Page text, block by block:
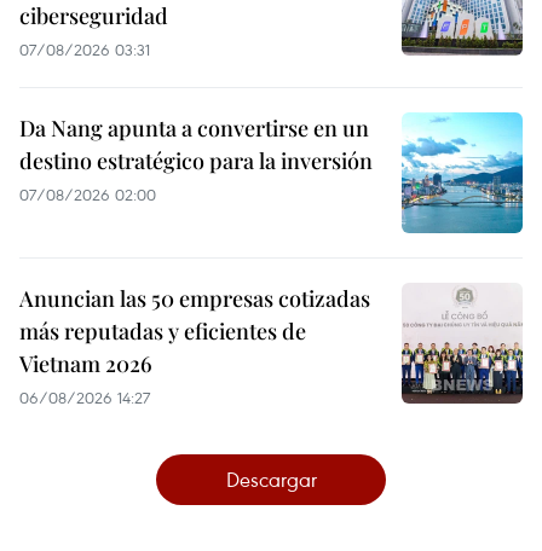
ciberseguridad
07/08/2026 03:31
Da Nang apunta a convertirse en un
destino estratégico para la inversión
07/08/2026 02:00
Anuncian las 50 empresas cotizadas
más reputadas y eficientes de
Vietnam 2026
06/08/2026 14:27
Descargar